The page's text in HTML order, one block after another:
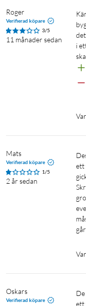
Roger
Verifierad köpare
3/5
11 månader sedan
Kändes helt enkelt för klena. Köpte grövre på
i
Mats
Verifierad köpare
1/5
2 år sedan
Dessa rekommenderar ni när man beställer
ett
Oskars
Verifierad köpare
De var helt fruktansvärda. Jag tänkte fästa
ett